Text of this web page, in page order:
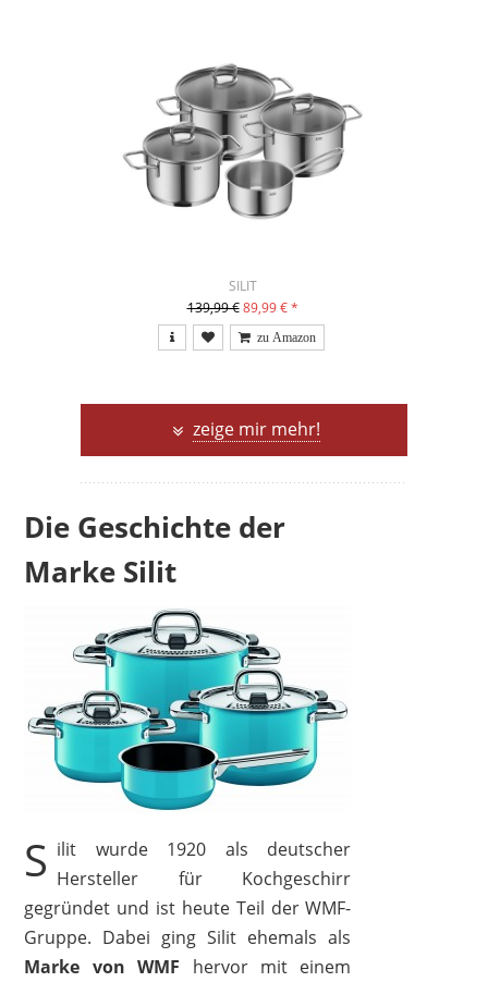
SILIT
139,99 € 89,99 €*
SILIT
249,99 €*
zeige mir mehr!
Die Geschichte der
Marke Silit
S ilit wurde 1920 als deutscher
Hersteller für Kochgeschirr
gegründet und ist heute Teil der WMF-
Gruppe. Dabei ging Silit ehemals als
Marke von WMF hervor mit einem